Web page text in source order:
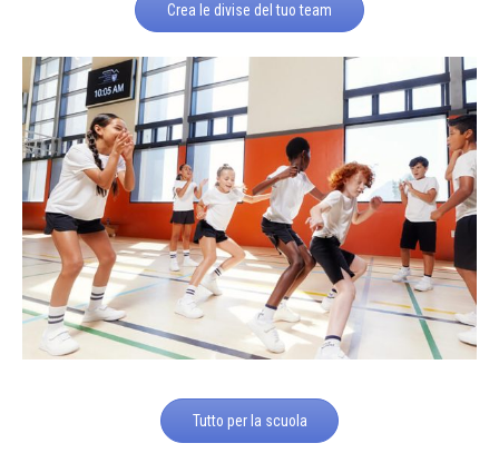
Crea le divise del tuo team
Tutto per la scuola